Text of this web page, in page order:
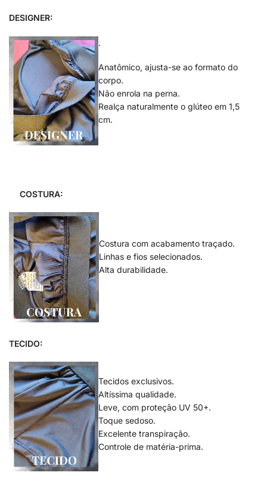
DESIGNER:
.
Anatômico, ajusta-se ao formato do
corpo.
Não enrola na perna.
Realça naturalmente o glúteo em 1,5
cm.
COSTURA:
Costura com acabamento traçado.
Linhas e fios selecionados.
Alta durabilidade.
TECIDO:
Tecidos exclusivos.
Altíssima qualidade.
Leve, com proteção UV 50+.
Toque sedoso.
Excelente transpiração.
Controle de matéria-prima.